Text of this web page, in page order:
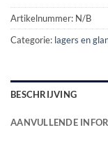
Artikelnummer: N/B
Categorie: lagers en
BESCHRIJVING
AANVULLENDE